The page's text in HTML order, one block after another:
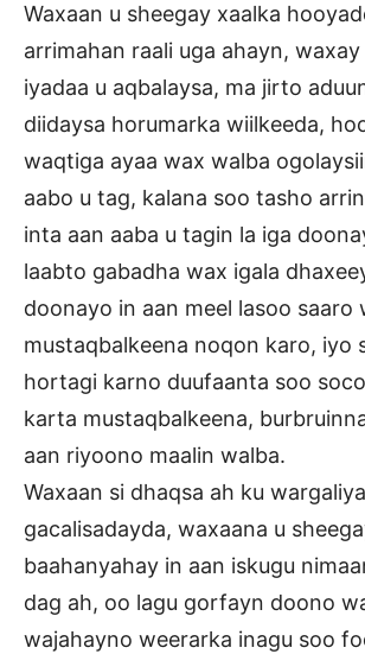
Waxaan u sheegay xaalka
arrimahan raali uga ahayn, waxay
iyadaa u aqbalaysa, ma jirto
diidaysa horumarka wiilkeeda,
waqtiga ayaa wax walba
aabo u tag, kalana soo tasho
inta aan aaba u tagin la iga
laabto gabadha wax igala
doonayo in aan meel lasoo saaro
mustaqbalkeena noqon karo, iyo
hortagi karno duufaanta soo
karta mustaqbalkeena,
aan riyoono maalin walba.
Waxaan si dhaqsa ah ku
gacalisadayda, waxaana u
baahanyahay in aan iskugu
dag ah, oo lagu gorfayn doono
wajahayno weerarka inagu soo